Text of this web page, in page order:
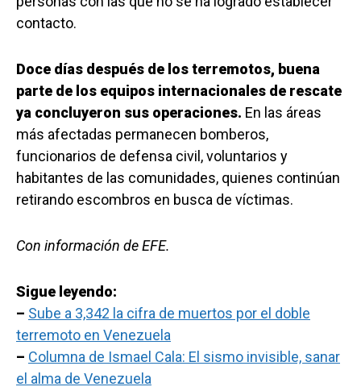
contacto.
Doce días después de los terremotos, buena
parte de los equipos internacionales de rescate
ya concluyeron sus operaciones. En las áreas
más afectadas permanecen bomberos,
funcionarios de defensa civil, voluntarios y
habitantes de las comunidades, quienes continúan
retirando escombros en busca de víctimas.
Con información de EFE.
Sigue leyendo:
– Sube a 3,342 la cifra de muertos por el doble
terremoto en Venezuela
– Columna de Ismael Cala: El sismo invisible, sanar
el alma de Venezuela